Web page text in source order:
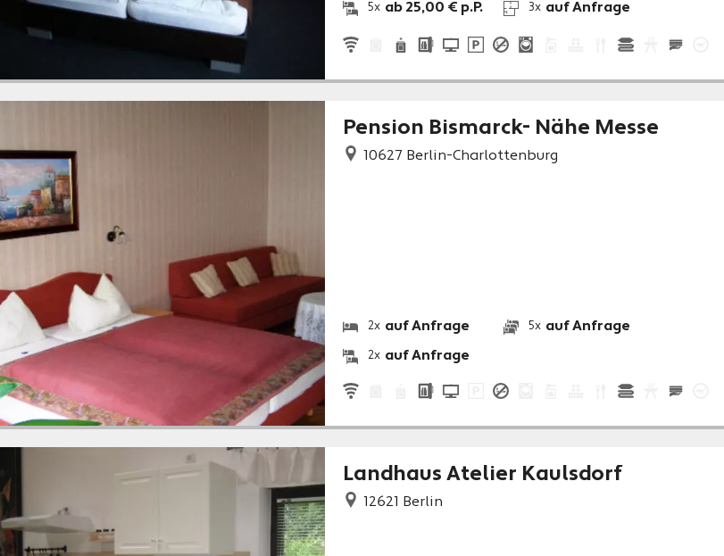
5x ab 25,00 € p.P. 3x auf Anfrage
Pension Bismarck- Nähe Messe
10627 Berlin-Charlottenburg
2x auf Anfrage
2x auf Anfrage
5x auf Anfrage
Landhaus Atelier Kaulsdorf
12621 Berlin